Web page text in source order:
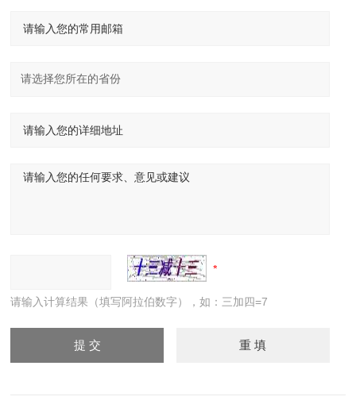
请输入计算结果（填写阿拉伯数字），如：三加四=7